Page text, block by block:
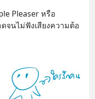
Pleaser หรือ
จนไม่ฟังเสียงความต้อ